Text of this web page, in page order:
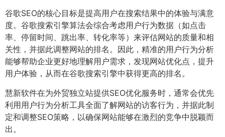
谷歌SEO的核心目标是提高用户在搜索结果中的体验与满意
度。谷歌搜索引擎算法会综合考虑用户行为数据（如点击
率、停留时间、跳出率、转化率等）来评估网站的质量和相
关性，并据此调整网站的排名。因此，精准的用户行为分析
能够帮助企业更好地理解用户需求，发现网站优化点，提升
用户体验，从而在谷歌搜索引擎中获得更高的排名。
慧新软件在为外贸独立站提供SEO优化服务时，通常会优先
利用用户行为分析工具全面了解网站的访客行为，并据此制
定和调整SEO策略，以确保网站能够在激烈的竞争中脱颖而
出。